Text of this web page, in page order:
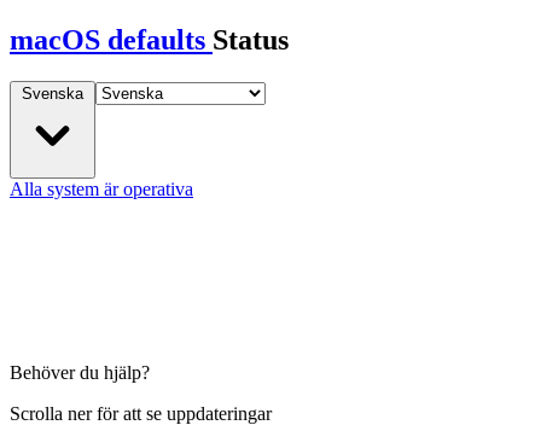
macOS defaults Status
Svenska
Alla system är operativa
Behöver du hjälp?
Scrolla ner för att se uppdateringar